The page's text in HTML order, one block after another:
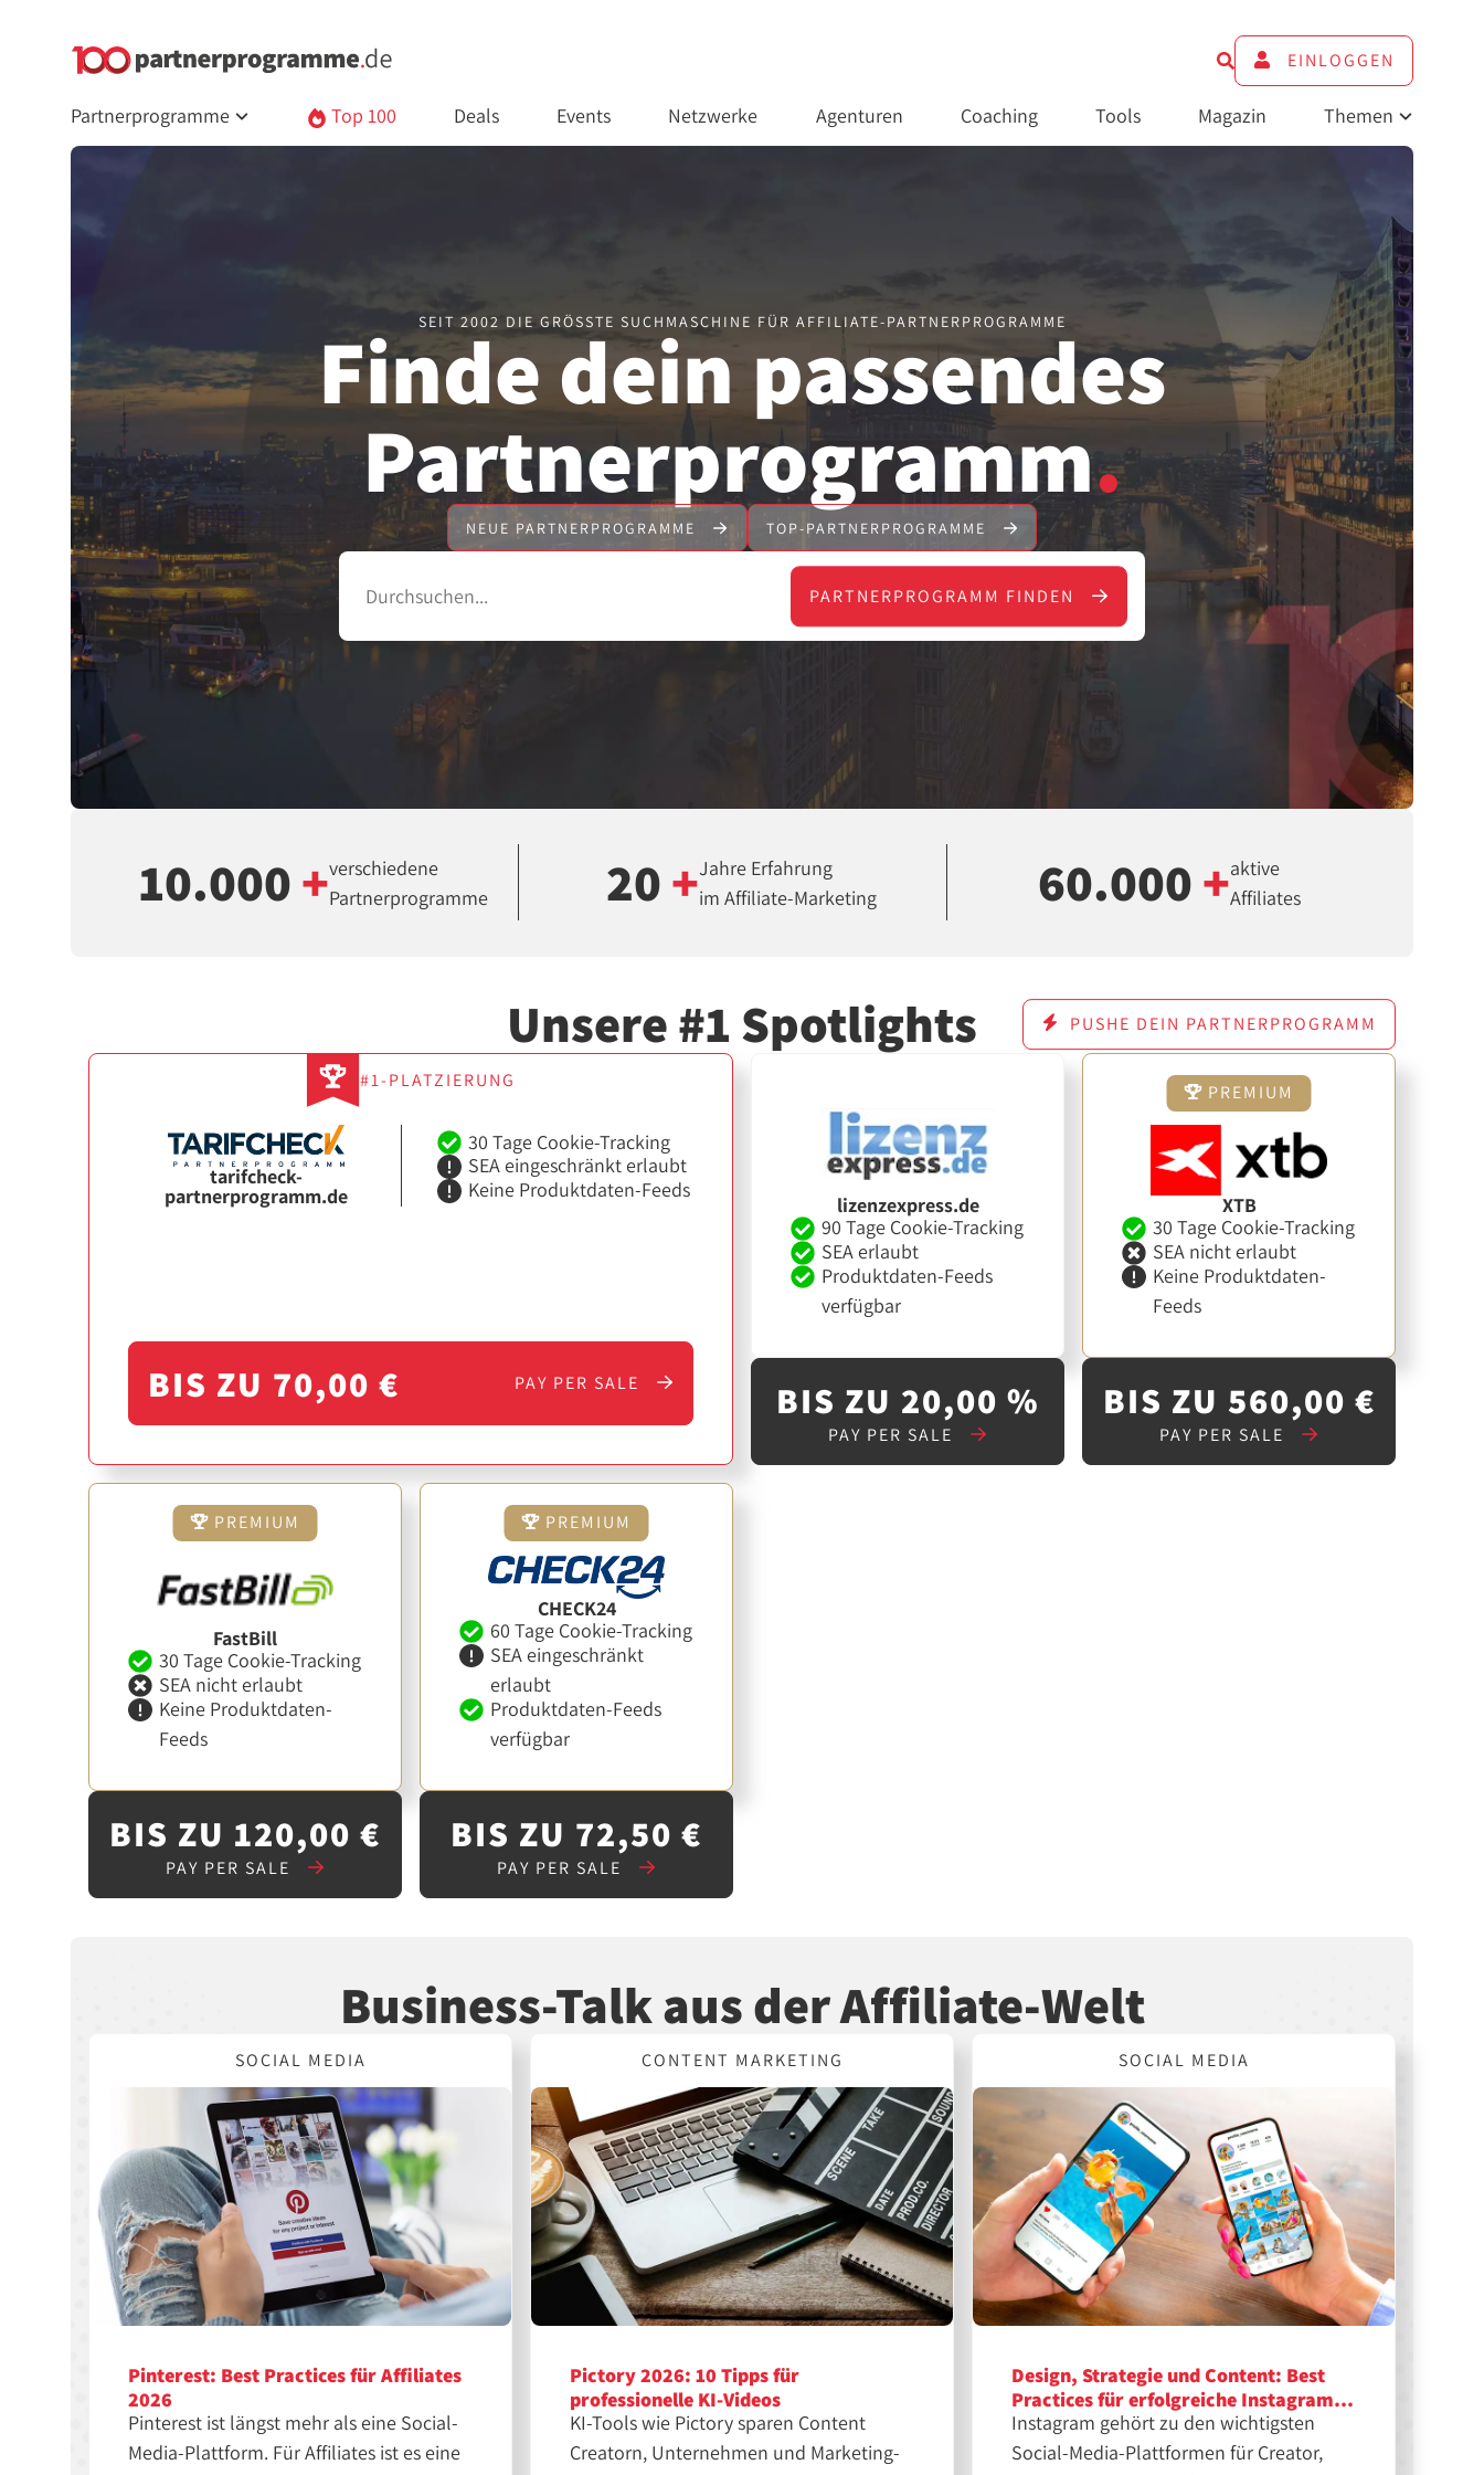
EINLOGGEN
Partnerprogramme Top 100 Deals Events Netzwerke Agenturen Coaching Tools Magazin Themen
SEIT 2002 DIE GRÖSSTE SUCHMASCHINE FÜR AFFILIATE-PARTNERPROGRAMME
Finde dein passendes
Partnerprogramm.
NEUE PARTNERPROGRAMME TOP-PARTNERPROGRAMME
PARTNERPROGRAMM FINDEN
10.000+verschiedene
Partnerprogramme
20+Jahre Erfahrung
im Affiliate-Marketing
60.000+aktive
Affiliates
Unsere #1 Spotlights PUSHE DEIN PARTNERPROGRAMM
#1-PLATZIERUNG
tarifcheck-
partnerprogramm.de
30 Tage Cookie-Tracking
SEA eingeschränkt erlaubt
Keine Produktdaten-Feeds
BIS ZU 70,00 € PAY PER SALE
lizenzexpress.de
90 Tage Cookie-Tracking
SEA erlaubt
Produktdaten-Feeds
verfügbar
BIS ZU 20,00 %
PAY PER SALE
PREMIUM
XTB
30 Tage Cookie-Tracking
SEA nicht erlaubt
Keine Produktdaten-
Feeds
BIS ZU 560,00 €
PAY PER SALE
PREMIUM
FastBill
30 Tage Cookie-Tracking
SEA nicht erlaubt
Keine Produktdaten-
Feeds
BIS ZU 120,00 €
PAY PER SALE
PREMIUM
CHECK24
60 Tage Cookie-Tracking
SEA eingeschränkt
erlaubt
Produktdaten-Feeds
verfügbar
BIS ZU 72,50 €
PAY PER SALE
Business-Talk aus der Affiliate-Welt
SOCIAL MEDIA
Pinterest: Best Practices für Affiliates
2026
Pinterest ist längst mehr als eine Social-
Media-Plattform. Für Affiliates ist es eine
CONTENT MARKETING
Pictory 2026: 10 Tipps für
professionelle KI-Videos
KI-Tools wie Pictory sparen Content
Creatorn, Unternehmen und Marketing-
SOCIAL MEDIA
Design, Strategie und Content: Best
Practices für erfolgreiche Instagram-
Feeds
Instagram gehört zu den wichtigsten
Social-Media-Plattformen für Creator,